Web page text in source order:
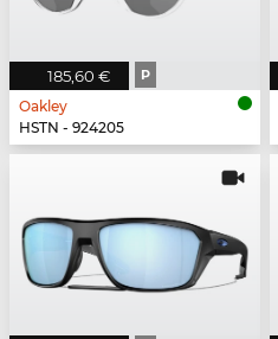
185,60 € P
Oakley
HSTN - 924205